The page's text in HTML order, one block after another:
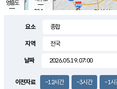
영흥도
4.7m/s
32.1
요소
지역
날짜
이전자료 -12시간 -3시간 -1시